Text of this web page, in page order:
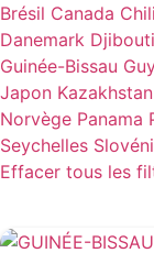
Brésil Canada Chili
Danemark Djibouti
Guinée-Bissau
Japon Kazakhstan
Norvège Panama
Seychelles
Effacer tous les